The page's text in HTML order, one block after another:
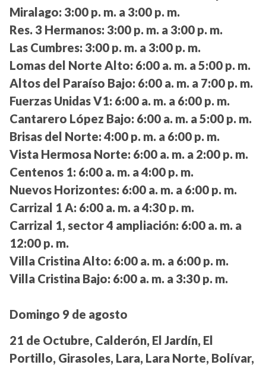
Miralago: 3:00 p. m. a 3:00 p. m.
Res. 3 Hermanos: 3:00 p. m. a 3:00 p. m.
Las Cumbres: 3:00 p. m. a 3:00 p. m.
Lomas del Norte Alto: 6:00 a. m. a 5:00 p. m.
Altos del Paraíso Bajo: 6:00 a. m. a 7:00 p. m.
Fuerzas Unidas V1: 6:00 a. m. a 6:00 p. m.
Cantarero López Bajo: 6:00 a. m. a 5:00 p. m.
Brisas del Norte: 4:00 p. m. a 6:00 p. m.
Vista Hermosa Norte: 6:00 a. m. a 2:00 p. m.
Centenos 1: 6:00 a. m. a 4:00 p. m.
Nuevos Horizontes: 6:00 a. m. a 6:00 p. m.
Carrizal 1 A: 6:00 a. m. a 4:30 p. m.
Carrizal 1, sector 4 ampliación: 6:00 a. m. a
12:00 p. m.
Villa Cristina Alto: 6:00 a. m. a 6:00 p. m.
Villa Cristina Bajo: 6:00 a. m. a 3:30 p. m.
Domingo 9 de agosto
21 de Octubre, Calderón, El Jardín, El
Portillo, Girasoles, Lara, Lara Norte, Bolívar,